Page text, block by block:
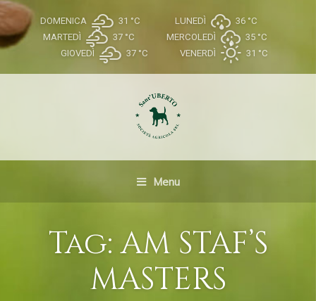
DOMENICA 31 °C LUNEDÌ 36 °C
MARTEDÌ
37 °C MERCOLEDÌ 35 °C
GIOVEDÌ
37 °C VENERDÌ 31 °C
Menu
Tag:AM STAF’S
MASTERS